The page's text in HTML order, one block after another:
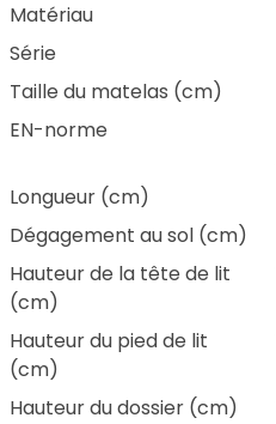
Matériau
Série
Taille du matelas (cm)
EN-norme
Longueur (cm)
Dégagement au sol (cm)
Hauteur de la tête de lit
(cm)
Hauteur du pied de lit
(cm)
Hauteur du dossier (cm)